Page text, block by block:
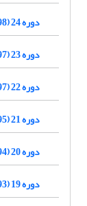
دوره 24 (1398-1399)
دوره 23 (1397-1398)
دوره 22 (1397-1396)
دوره 21 (1395 و 1396)
دوره 20 (1394 و 1395)
دوره 19 (1393 و 1394)